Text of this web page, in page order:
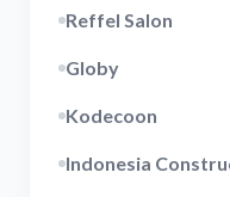
Reffel Salon
Globy
Kodecoon
Indonesia